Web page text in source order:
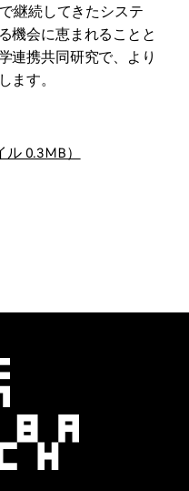
継続してきたシステ
機会に恵まれることと
連携共同研究で、より
す。
0.3MB）
大学